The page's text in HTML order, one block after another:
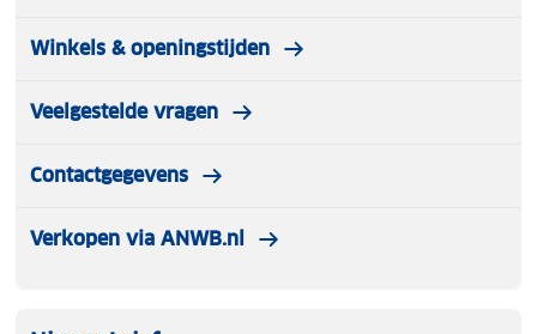
Winkels & openingstijden
Veelgestelde vragen
Contactgegevens
Verkopen via ANWB.nl